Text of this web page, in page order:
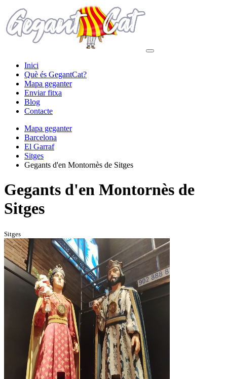
Inici
Què és GegantCat?
Mapa geganter
Enviar fitxa
Blog
Contacte
Mapa geganter
Barcelona
El Garraf
Sitges
Gegants d'en Montornès de Sitges
Gegants d'en Montornès de
Sitges
Sitges